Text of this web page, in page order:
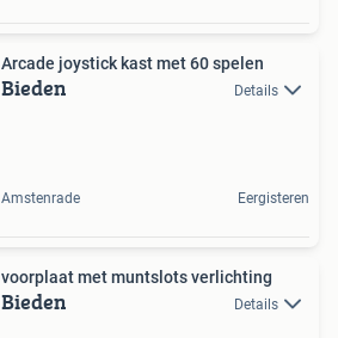
Arcade joystick kast met 60 spelen
Bieden Details
Amstenrade Eergisteren
voorplaat met muntslots verlichting
Bieden Details